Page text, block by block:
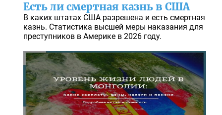
Есть ли смертная казнь в США
В каких штатах США разрешена и есть смертная
казнь. Статистика высшей меры наказания для
преступников в Америке в 2026 году.